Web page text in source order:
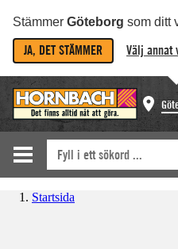
Stämmer Göteborg som ditt
JA, DET STÄMMER Välj annat
Startsida